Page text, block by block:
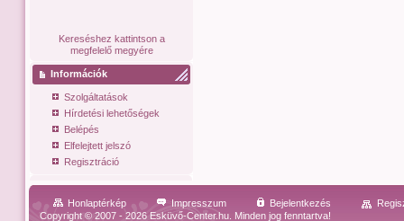
Kereséshez kattintson a
megfelelő megyére
Információk
Szolgáltatások
Hírdetési lehetőségek
Belépés
Elfelejtett jelszó
Regisztráció
Honlaptérkép Impresszum Bejelentkezés
Copyright © 2007 - 2026 Esküvő-Center.hu. Minden jog fenntartva!